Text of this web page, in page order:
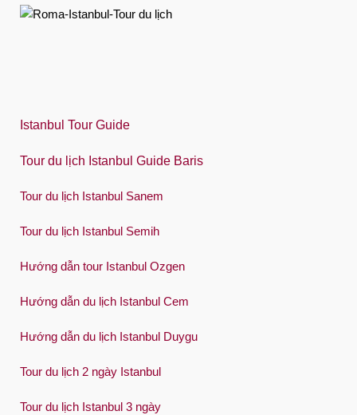
Italiano
Русский
Español
Swedish
Türkçe
Istanbul Tour Guide
Tour du lịch Istanbul Guide Baris
Tour du lịch Istanbul Sanem
Tour du lịch Istanbul Semih
Hướng dẫn tour Istanbul Ozgen
Hướng dẫn du lịch Istanbul Cem
Hướng dẫn du lịch Istanbul Duygu
Tour du lịch 2 ngày Istanbul
Tour du lịch Istanbul 3 ngày